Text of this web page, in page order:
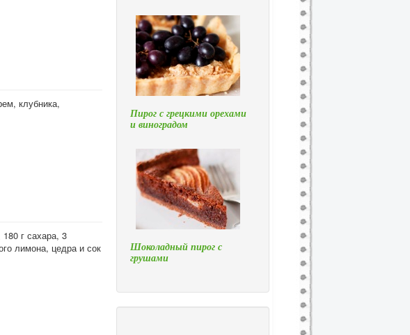
клубника,
г сахара, 3
лимона, цедра и сок
Пирог с грецкими орехами
и виноградом
Шоколадный пирог с
грушами